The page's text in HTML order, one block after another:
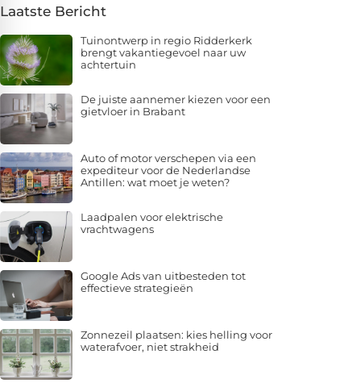
Laatste Bericht
Tuinontwerp in regio Ridderkerk
brengt vakantiegevoel naar uw
achtertuin
De juiste aannemer kiezen voor een
gietvloer in Brabant
Auto of motor verschepen via een
expediteur voor de Nederlandse
Antillen: wat moet je weten?
Laadpalen voor elektrische
vrachtwagens
Google Ads van uitbesteden tot
effectieve strategieën
Zonnezeil plaatsen: kies helling voor
waterafvoer, niet strakheid